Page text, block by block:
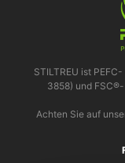
STILTREU ist
3858) und
Achten Sie auf